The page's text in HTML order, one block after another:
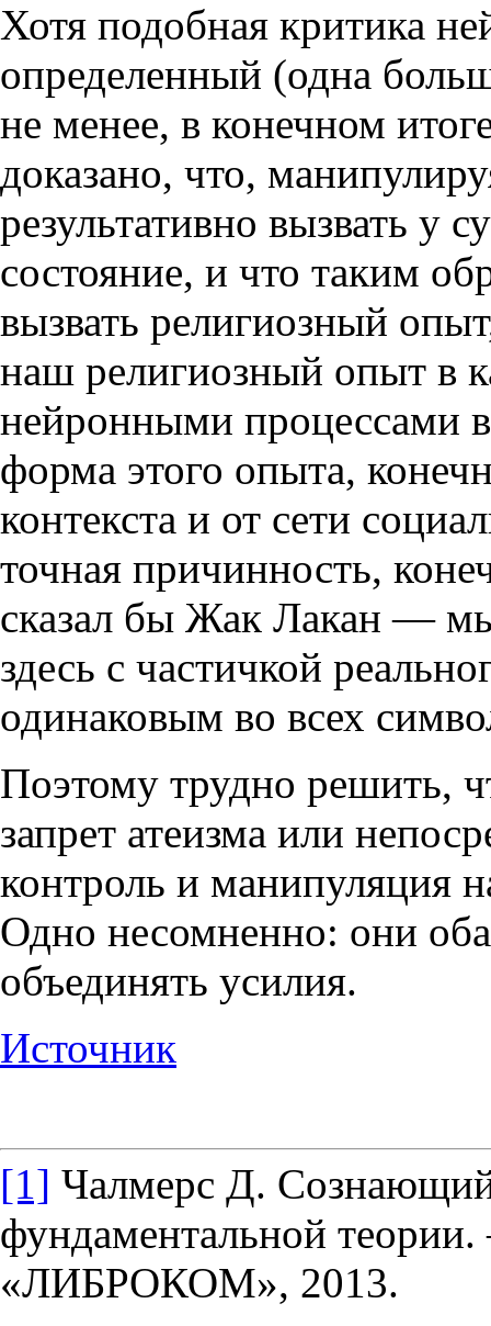
Хотя подобная критика
определенный (одна
не менее, в конечном
доказано, что,
результативно вызвать у
состояние, и что таким
вызвать религиозный
наш религиозный опыт в
нейронными процессами
форма этого опыта,
контекста и от сети
точная причинность,
сказал бы Жак Лакан — мы
здесь с частичкой
одинаковым во всех
Поэтому трудно решить,
запрет атеизма или
контроль и манипуляция
Одно несомненно: они
объединять усилия.
Источник
[1] Чалмерс Д.
фундаментальной
«ЛИБРОКОМ», 2013.